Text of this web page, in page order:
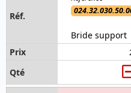
Bride support